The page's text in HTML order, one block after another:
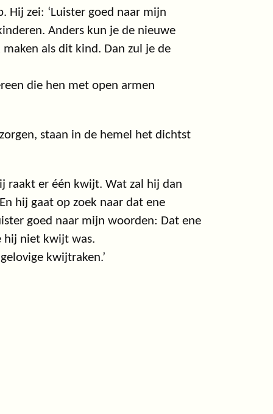
Hij zei: ‘Luister goed naar mijn
Anders kun je de nieuwe
als dit kind. Dan zul je de
die hen met open armen
staan in de hemel het dichtst
raakt er één kwijt. Wat zal hij dan
hij gaat op zoek naar dat ene
goed naar mijn woorden: Dat ene
hij niet kwijt was.
kwijtraken.’